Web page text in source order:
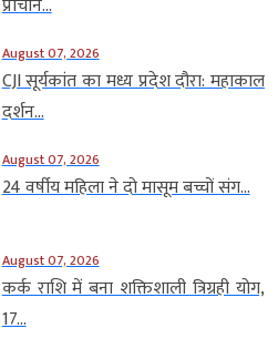
August 07, 2026
CJI सूर्यकांत का मध्य प्रदेश दौरा: महाकाल
दर्शन...
August 07, 2026
24 वर्षीय महिला ने दो मासूम बच्चों संग...
August 07, 2026
कर्क राशि में बना शक्तिशाली त्रिग्रही योग,
17...